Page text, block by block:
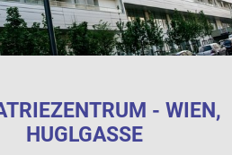
- WIEN,
HUGLGASSE